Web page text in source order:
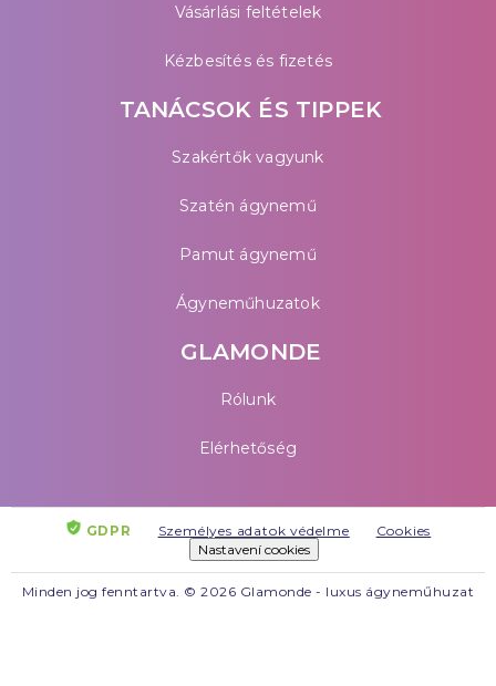
Vásárlási feltételek
Kézbesítés és fizetés
TANÁCSOK ÉS TIPPEK
Szakértők vagyunk
Szatén ágynemű
Pamut ágynemű
Ágyneműhuzatok
GLAMONDE
Rólunk
Elérhetőség
GDPR Személyes adatok védelme
Cookies
Nastavení cookies
Minden jog fenntartva. © 2026 Glamonde - luxus ágyneműhuzat